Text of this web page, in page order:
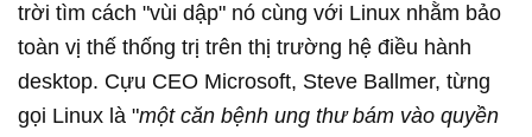
trời tìm cách "vùi dập" nó cùng với Linux nhằm bảo
toàn vị thế thống trị trên thị trường hệ điều hành
desktop. Cựu CEO Microsoft, Steve Ballmer, từng
gọi Linux là "một căn bệnh ung thư bám vào quyền